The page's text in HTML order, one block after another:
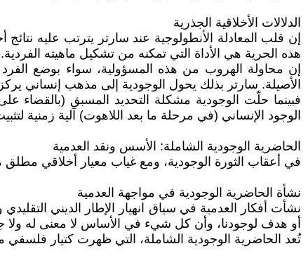
الدلالات الأخلاقية الجذرية
إن قلب المعادلة الأنطولوجية عند سارتر يترتب عليه
هذه الحرية هي الأداة التي تمكنه من تشكيل ماهيته الفردية.
إن محاولة الهروب من هذه المسؤولية، سواء بوضع الفرد
الأصيلة. سارتر بذلك يحول الوجودية إلى مذهب إنساني
فبينما حلّت الوجودية مشكلة التحديد المسبق (بالقضاء
الوجود الإنساني (في مرحلة ما بعد اللاهوت) آلية زمنية
الحاضرية الوجودية الشاملة: الأسس ونقد العدمية
في أعقاب الثورة الوجودية، ومع غياب معيار أخلاقي
نشأة الحاضرية الوجودية في مواجهة العدمية
نشأت أفكار العدمية في سياق انهيار الإطار الديني
أو هدف لوجودنا، وأن كل شيء في الأساس لا معنى له ولا
تُعد الحاضرية الوجودية الشاملة، التي ظهرت كتيار فلسفي